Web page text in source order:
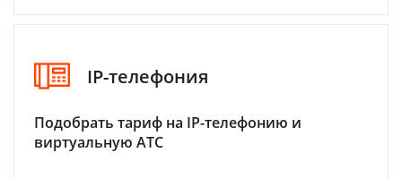
IP-телефония
Подобрать тариф на IP-телефонию и
виртуальную АТС